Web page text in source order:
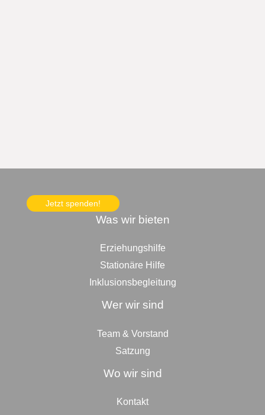
Jetzt spenden!
Was wir bieten
Erziehungshilfe
Stationäre Hilfe
Inklusionsbegleitung
Wer wir sind
Team & Vorstand
Satzung
Wo wir sind
Kontakt